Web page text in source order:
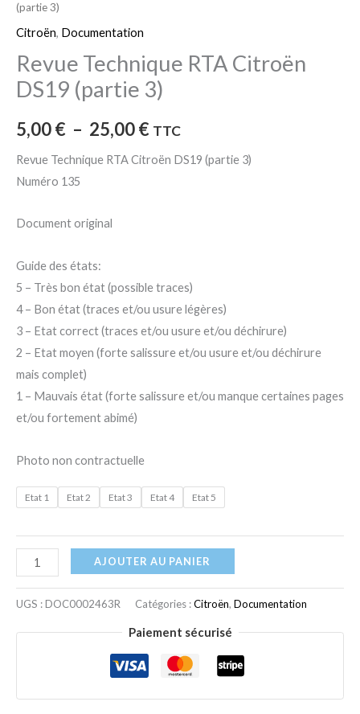
(partie 3)
Citroën, Documentation
Revue Technique RTA Citroën
DS19 (partie 3)
5,00€ – 25,00€ TTC
Revue Technique RTA Citroën DS19 (partie 3)
Numéro 135
Document original
Guide des états:
5 – Très bon état (possible traces)
4 – Bon état (traces et/ou usure légères)
3 – Etat correct (traces et/ou usure et/ou déchirure)
2 – Etat moyen (forte salissure et/ou usure et/ou déchirure
mais complet)
1 – Mauvais état (forte salissure et/ou manque certaines pages
et/ou fortement abimé)
Photo non contractuelle
Etat 1 Etat 2 Etat 3 Etat 4 Etat 5
AJOUTER AU PANIER
UGS :DOC0002463R Catégories :Citroën, Documentation
Paiement sécurisé